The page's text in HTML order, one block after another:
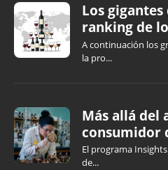
Los
ranking de
A continuación los
la pro...
Más allá del
consumidor
El programa
de...